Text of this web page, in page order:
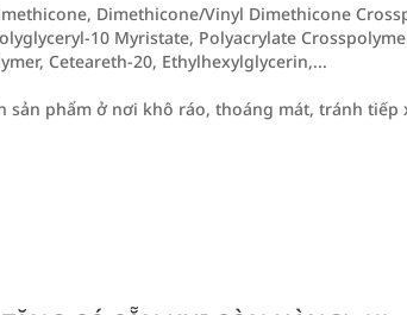
Dimethicone/Vinyl Dimethicone
10 Myristate, Polyacrylate
Ceteareth-20, Ethylhexylglycerin,...
sản phẩm ở nơi khô ráo, thoáng mát, tránh